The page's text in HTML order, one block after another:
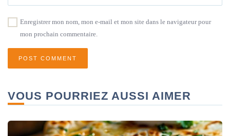
Enregistrer mon nom, mon e-mail et mon site dans le navigateur pour
mon prochain commentaire.
VOUS POURRIEZ AUSSI AIMER